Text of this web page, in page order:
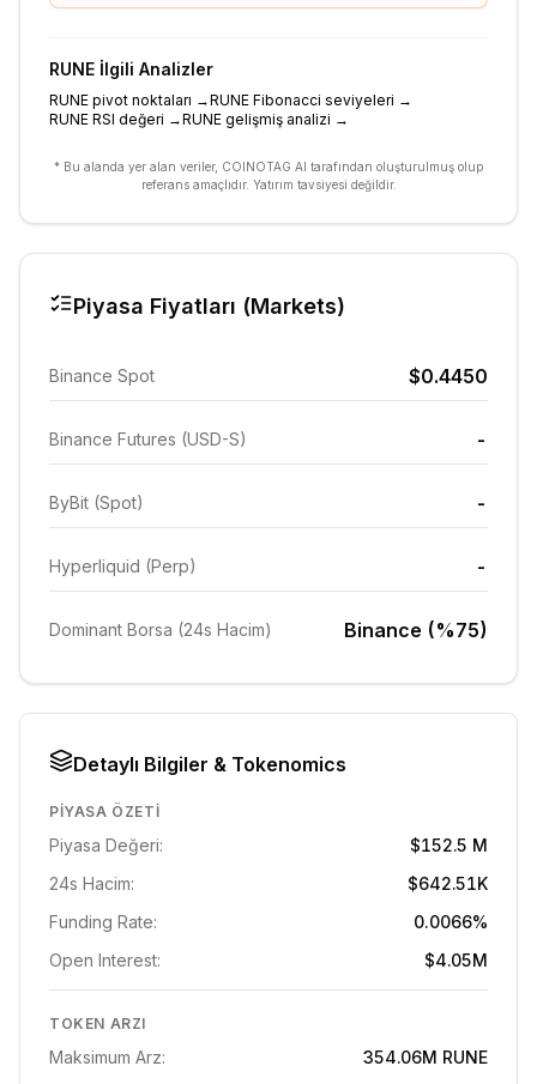
RUNE İlgili Analizler
RUNE pivot noktaları →RUNE Fibonacci seviyeleri →
RUNE RSI değeri →RUNE gelişmiş analizi →
* Bu alanda yer alan veriler, COINOTAG AI tarafından oluşturulmuş olup
referans amaçlıdır. Yatırım tavsiyesi değildir.
Piyasa Fiyatları (Markets)
Binance Spot $0.4450
Binance Futures (USD-S) -
ByBit (Spot) -
Hyperliquid (Perp) -
Dominant Borsa (24s Hacim) Binance (%75)
Detaylı Bilgiler & Tokenomics
PIYASA ÖZETI
Piyasa Değeri:
$152.5 M
24s Hacim:
$642.51K
Funding Rate:
0.0066%
Open Interest:
$4.05M
TOKEN ARZI
Maksimum Arz: 354.06M RUNE